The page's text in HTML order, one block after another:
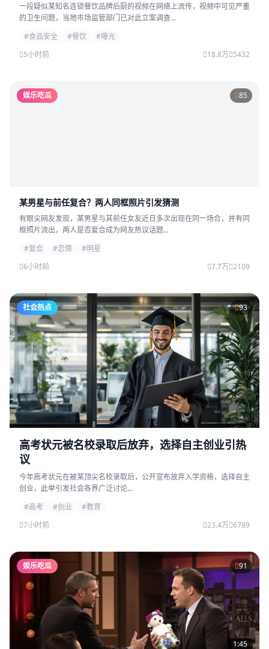
一段疑似某知名连锁餐饮品牌后厨的视频在网络上流传，视频中可见严重
的卫生问题，当地市场监管部门已对此立案调查...
#食品安全
#餐饮
#曝光
5小时前
18.8万 5432
娱乐吃瓜 85
某男星与前任复合？两人同框照片引发猜测
有眼尖网友发现，某男星与其前任女友近日多次出现在同一场合，并有同
框照片流出，两人是否复合成为网友热议话题...
#复合
#恋情
#明星
6小时前
7.7万 2109
社会热点 93
高考状元被名校录取后放弃，选择自主创业引热
议
今年高考状元在被某顶尖名校录取后，公开宣布放弃入学资格，选择自主
创业，此举引发社会各界广泛讨论...
#高考
#创业
#教育
7小时前
23.4万 6789
娱乐吃瓜 91
1:45